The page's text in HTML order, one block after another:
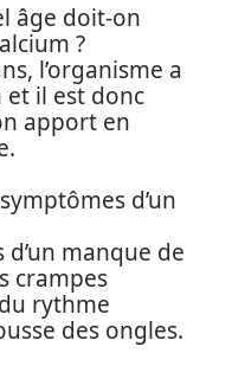
âge doit-on
?
l’organisme a
et il est donc
apport en
d’un
manque de
crampes
rythme
des ongles.